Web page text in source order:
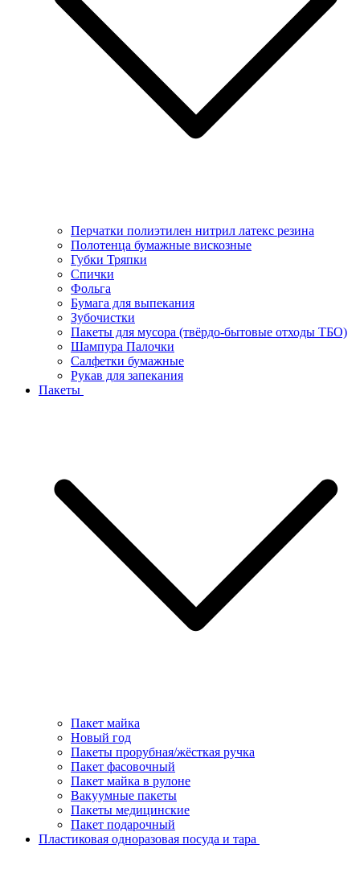
Перчатки полиэтилен нитрил латекс резина
Полотенца бумажные вискозные
Губки Тряпки
Спички
Фольга
Бумага для выпекания
Зубочистки
Пакеты для мусора (твёрдо-бытовые отходы ТБО)
Шампура Палочки
Салфетки бумажные
Рукав для запекания
Пакеты
Пакет майка
Новый год
Пакеты прорубная/жёсткая ручка
Пакет фасовочный
Пакет майка в рулоне
Вакуумные пакеты
Пакеты медицинские
Пакет подарочный
Пластиковая одноразовая посуда и тара